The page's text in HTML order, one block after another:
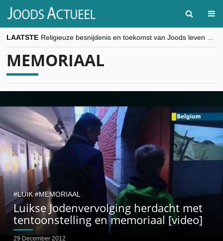
LAATSTE
“Besnijdenisdebat toont hoe moeilijk seculiere Westen minderheden begrijpt”, Jinnih Beels (Vooruit)
MEMORIAAL
Luikse Jodenvervolging herdacht met
tentoonstelling en memoriaal [video]
29 December 2012
LUIK MEMORIAAL